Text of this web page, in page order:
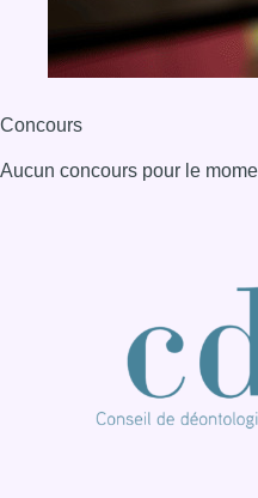
Concours
Aucun concours pour le